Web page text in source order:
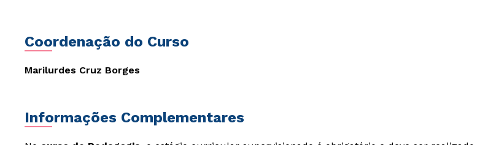
Coordenação do Curso
Marilurdes Cruz Borges
Informações Complementares